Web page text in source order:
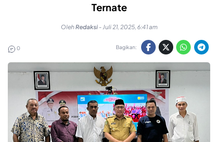
Ternate
OlehRedaksi - Juli 21, 2025, 6:41 am
0 Bagikan: